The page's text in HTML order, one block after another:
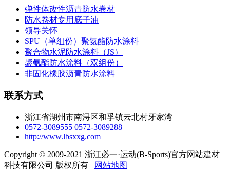
弹性体改性沥青防水卷材
防水卷材专用底子油
领导关怀
SPU（单组份）聚氨酯防水涂料
聚合物水泥防水涂料（JS）
聚氨酯防水涂料（双组份）
非固化橡胶沥青防水涂料
联系方式
浙江省湖州市南浔区和孚镇云北村牙家湾
0572-3089555 0572-3089288
http://www.lbsxxg.com
Copyright © 2009-2021 浙江必一·运动(B-Sports)官方网站建材
科技有限公司 版权所有
网站地图